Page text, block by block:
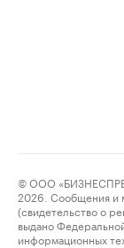
© ООО
2026. Сообщения и
(свидетельство о
выдано
информационных